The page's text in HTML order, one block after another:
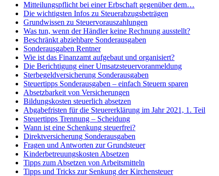
Mitteilungspflicht bei einer Erbschaft gegenüber dem…
Die wichtigsten Infos zu Steuerabzugsbeträgen
Grundwissen zu Steuervorauszahlungen
Was tun, wenn der Händler keine Rechnung ausstellt?
Beschränkt abziehbare Sonderausgaben
Sonderausgaben Rentner
Wie ist das Finanzamt aufgebaut und organisiert?
Die Berichtigung einer Umsatzsteuervoranmeldung
Sterbegeldversicherung Sonderausgaben
Steuertipps Sonderausgaben – einfach Steuern sparen
Absetzbarkeit von Versicherungen
Bildungskosten steuerlich absetzen
Abgabefristen für die Steuererklärung im Jahr 2021, 1. Teil
Steuertipps Trennung – Scheidung
Wann ist eine Schenkung steuerfrei?
Direktversicherung Sonderausgaben
Fragen und Antworten zur Grundsteuer
Kinderbetreuungskosten Absetzen
Tipps zum Absetzen von Arbeitsmitteln
Tipps und Tricks zur Senkung der Kirchensteuer